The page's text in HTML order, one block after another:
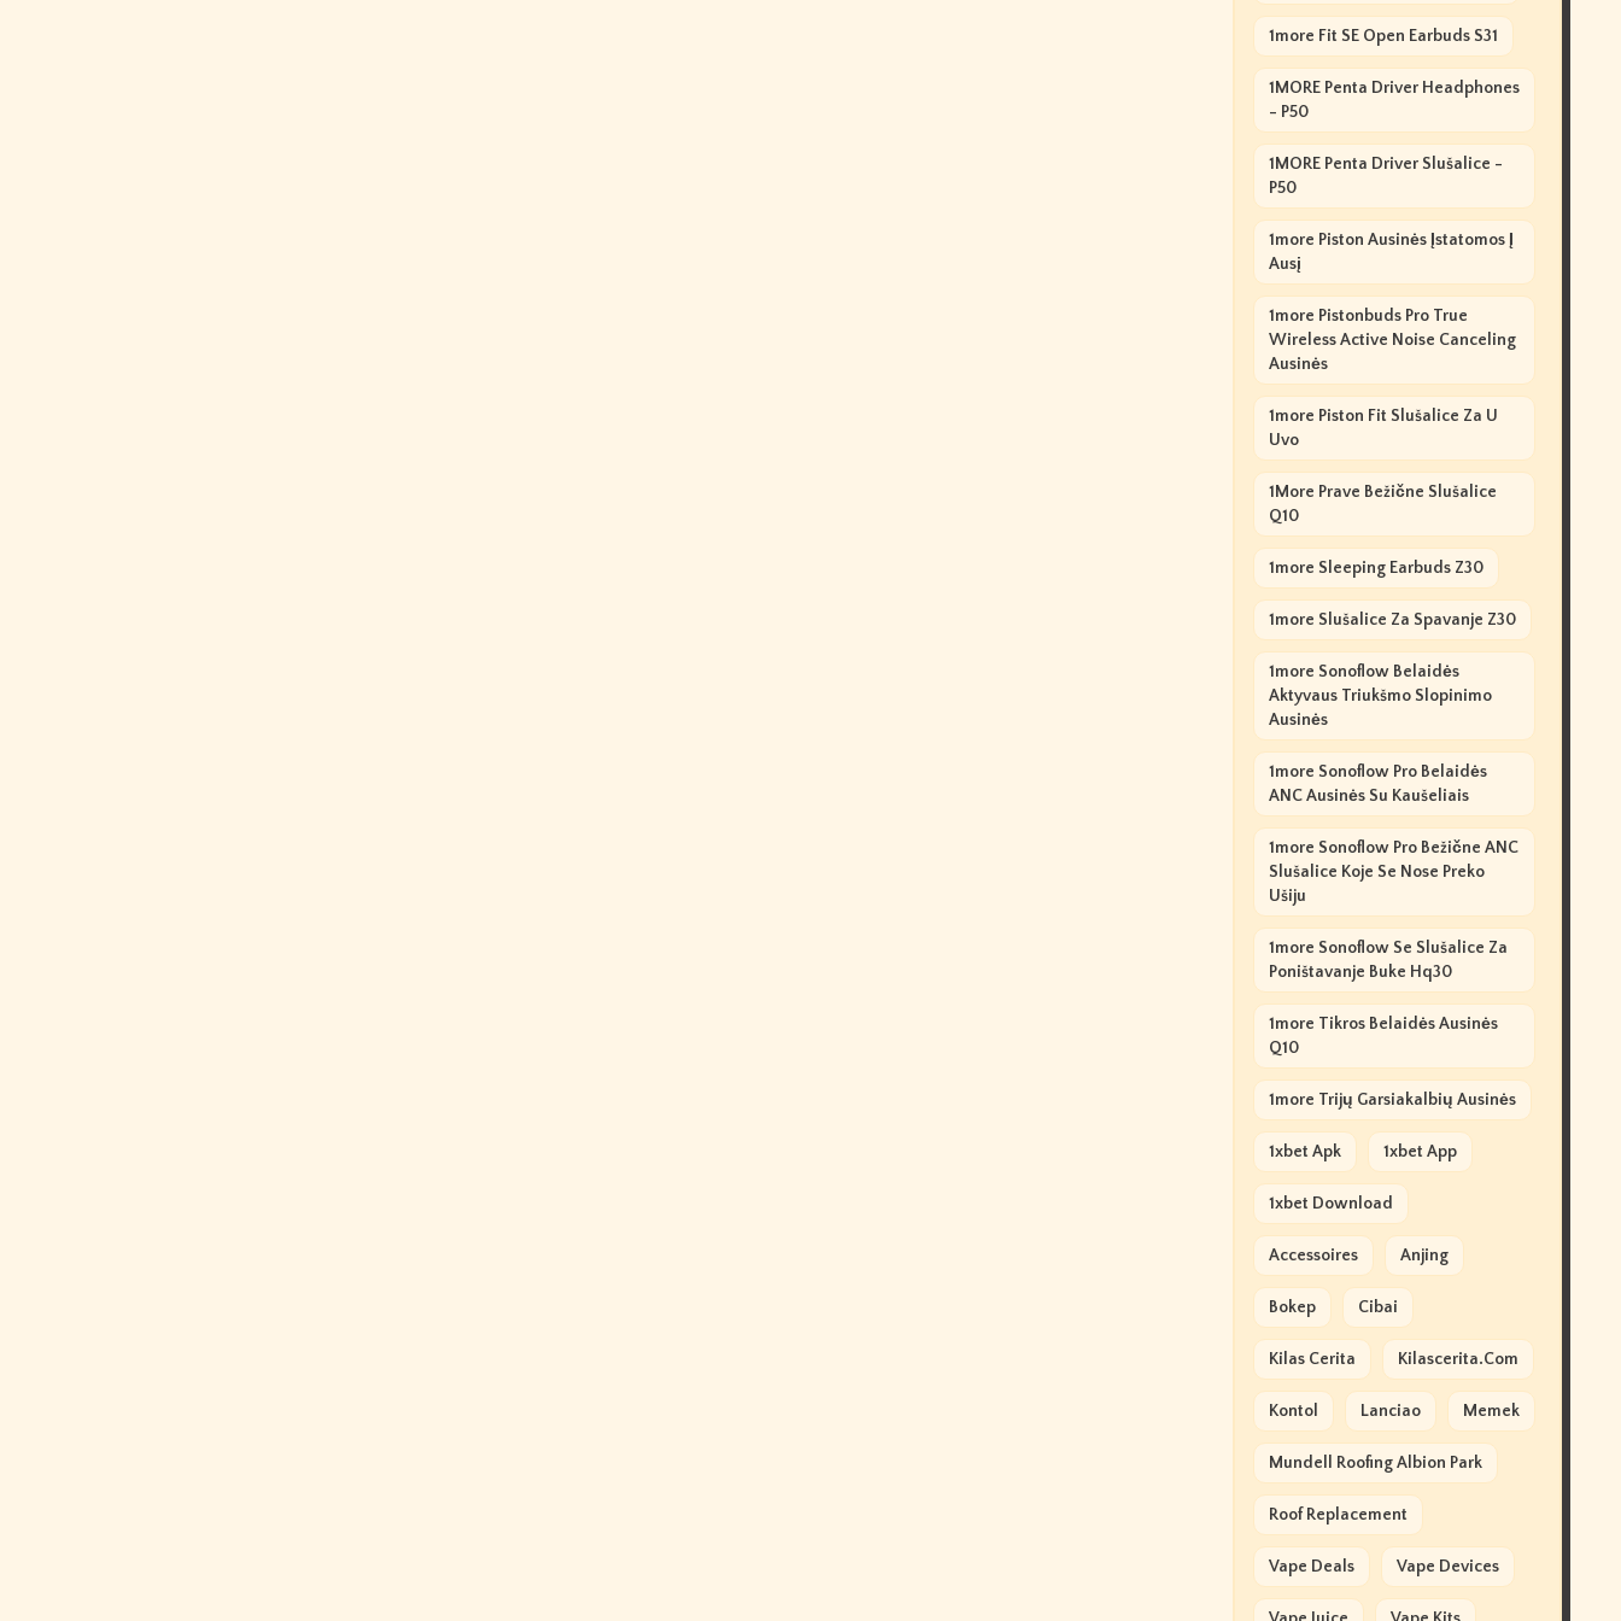
1more Fit SE Open Earbuds S31
1MORE Penta Driver Headphones
- P50
1MORE Penta Driver Slušalice -
P50
1more Piston Ausinės Įstatomos Į
Ausį
1more Pistonbuds Pro True
Wireless Active Noise Canceling
Ausinės
1more Piston Fit Slušalice Za U
Uvo
1More Prave Bežične Slušalice
Q10
1more Sleeping Earbuds Z30
1more Slušalice Za Spavanje Z30
1more Sonoflow Belaidės
Aktyvaus Triukšmo Slopinimo
Ausinės
1more Sonoflow Pro Belaidės
ANC Ausinės Su Kaušeliais
1more Sonoflow Pro Bežične ANC
Slušalice Koje Se Nose Preko
Ušiju
1more Sonoflow Se Slušalice Za
Poništavanje Buke Hq30
1more Tikros Belaidės Ausinės
Q10
1more Trijų Garsiakalbių Ausinės
1xbet Apk 1xbet App
1xbet Download
Accessoires Anjing
Bokep Cibai
Kilas Cerita Kilascerita.com
Kontol Lanciao Memek
Mundell Roofing Albion Park
Roof Replacement
Vape Deals Vape Devices